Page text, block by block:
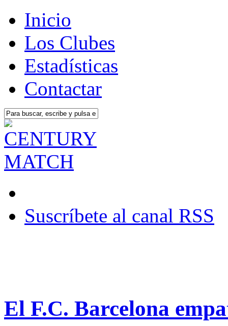
Inicio
Los Clubes
Estadísticas
Contactar
Suscríbete al canal RSS
El F.C. Barcelona